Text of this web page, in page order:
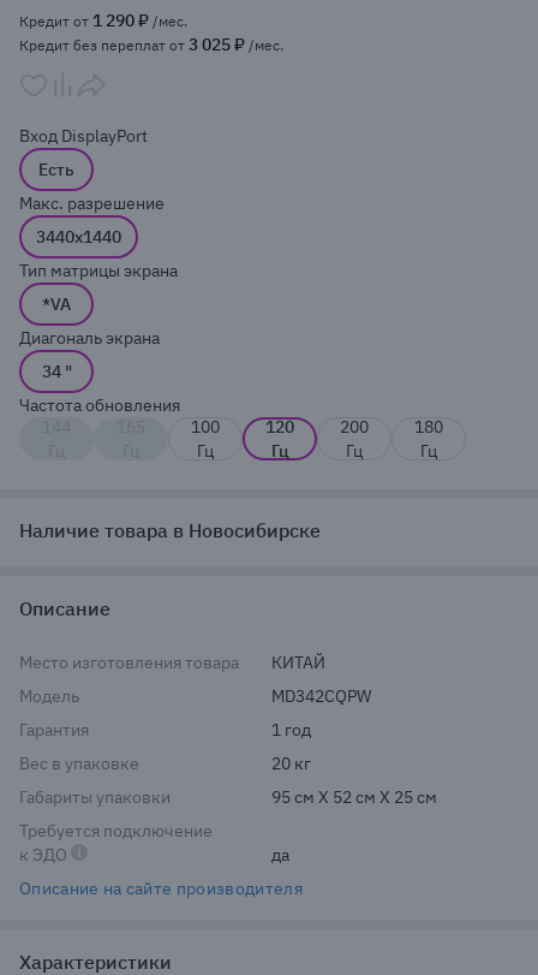
Кредит от 1 290 ₽ /мес.
Кредит без переплат от 3 025 ₽ /мес.
Вход DisplayPort
Есть
Макс. разрешение
3440x1440
Тип матрицы экрана
*VA
Диагональ экрана
34 "
Частота обновления
100
Гц
120
Гц
200
Гц
180
Гц
Наличие товара в Новосибирске
Описание
Место изготовления товара
КИТАЙ
Модель
MD342CQPW
Гарантия
1 год
Вес в упаковке
20 кг
Габариты упаковки
95 см X 52 см X 25 см
Требуется подключение
к ЭДО
да
Описание на сайте производителя
Характеристики